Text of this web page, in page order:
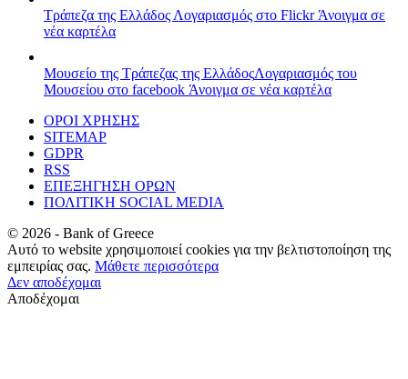
Τράπεζα της Ελλάδος Λογαριασμός στο FlickrΆνοιγμα σε
νέα καρτέλα
Μουσείο της Τράπεζας της ΕλλάδοςΛογαριασμός του
Μουσείου στο facebook Άνοιγμα σε νέα καρτέλα
ΟΡΟΙ ΧΡΗΣΗΣ
SITEMAP
GDPR
RSS
ΕΠΕΞΗΓΗΣΗ ΟΡΩΝ
ΠΟΛΙΤΙΚΗ SOCIAL MEDIA
© 2026 - Bank of Greece
Αυτό το website χρησιμοποιεί cookies για την βελτιστοποίηση της
εμπειρίας σας. Μάθετε περισσότερα
Δεν αποδέχομαι
Αποδέχομαι